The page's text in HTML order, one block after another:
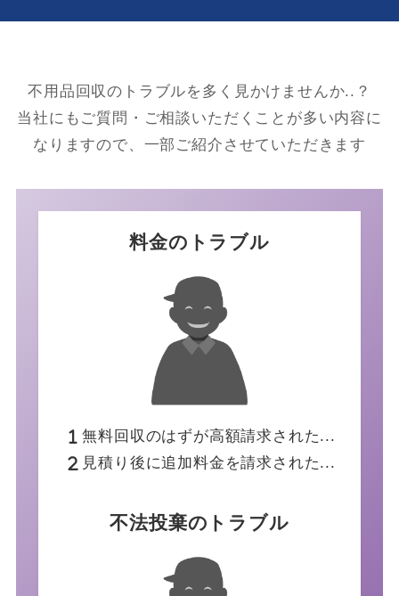
不用品回収のトラブルを多く見かけませんか..？
当社にもご質問・ご相談いただくことが多い内容に
なりますので、一部ご紹介させていただきます
料金のトラブル
無料回収のはずが高額請求された...
見積り後に追加料金を請求された...
不法投棄のトラブル